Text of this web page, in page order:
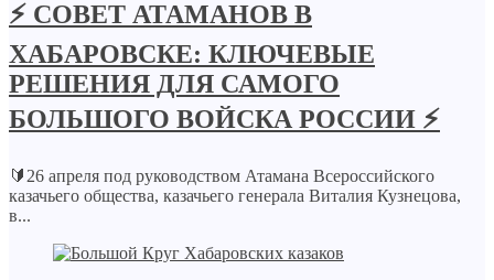
⚡️ СОВЕТ АТАМАНОВ В
ХАБАРОВСКЕ: КЛЮЧЕВЫЕ
РЕШЕНИЯ ДЛЯ САМОГО
БОЛЬШОГО ВОЙСКА РОССИИ ⚡️
🔰26 апреля под руководством Атамана Всероссийского
казачьего общества, казачьего генерала Виталия Кузнецова,
в...